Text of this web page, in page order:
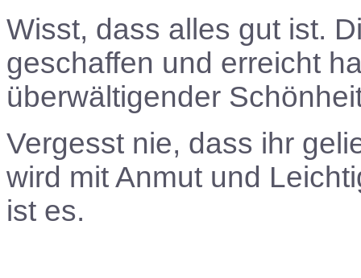
Wisst, dass alles gut ist.
geschaffen und erreicht
überwältigender
Vergesst nie, dass ihr
wird mit Anmut und
ist es.